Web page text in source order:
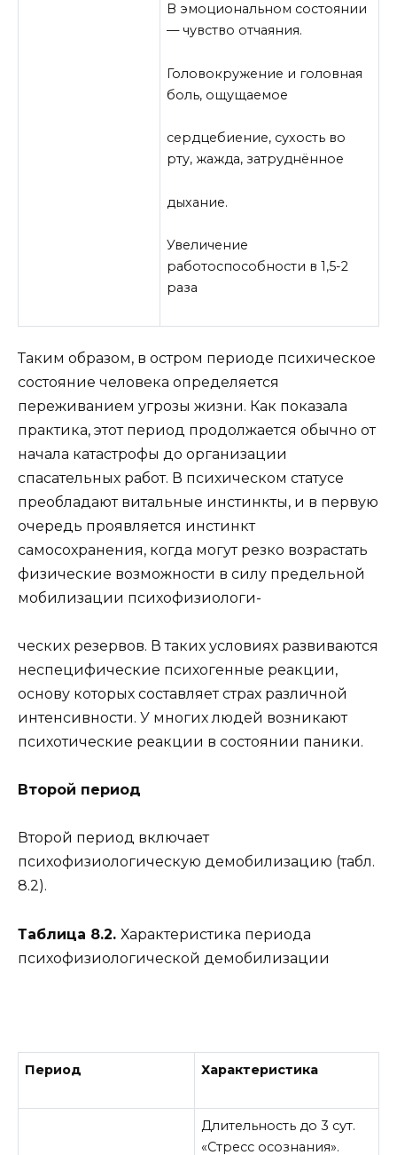
В эмоциональном состоянии
— чувство отчаяния.
Головокружение и головная
боль, ощущаемое
сердцебиение, сухость во
рту, жажда, затруднённое
дыхание.
Увеличение
работоспособности в 1,5-2
раза
Таким образом, в остром периоде психическое
состояние человека определяется
переживанием угрозы жизни. Как показала
практика, этот период продолжается обычно от
начала катастрофы до организации
спасательных работ. В психическом статусе
преобладают витальные инстинкты, и в первую
очередь проявляется инстинкт
самосохранения, когда могут резко возрастать
физические возможности в силу предельной
мобилизации психофизиологи-
ческих резервов. В таких условиях развиваются
неспецифические психогенные реакции,
основу которых составляет страх различной
интенсивности. У многих людей возникают
психотические реакции в состоянии паники.
Второй период
Второй период включает
психофизиологическую демобилизацию (табл.
8.2).
Таблица 8.2. Характеристика периода
психофизиологической демобилизации
Период Характеристика
Длительность до 3 сут.
«Стресс осознания».